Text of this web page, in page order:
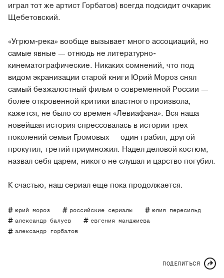
играл тот же артист Горбатов) всегда подсидит очкарик
Щебетовский.
«Угрюм-река» вообще вызывает много ассоциаций, но
самые явные — отнюдь не литературно-
кинематографические. Никаких сомнений, что под
видом экранизации старой книги Юрий Мороз снял
самый безжалостный фильм о современной России —
более откровенной критики властного произвола,
кажется, не было со времен «Левиафана». Вся наша
новейшая история спрессовалась в истории трех
поколений семьи Громовых — один грабил, другой
прокутил, третий приумножил. Надел деловой костюм,
назвал себя царем, никого не слушал и царство погубил.
К счастью, наш сериал еще пока продолжается.
юрий мороз российские сериалы
юлия пересильд
александр балуев
евгения манджиева
александр горбатов
ПОДЕЛИТЬСЯ